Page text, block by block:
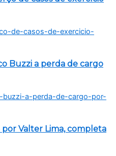
Buzzi a perda de cargo
por Valter Lima, completa